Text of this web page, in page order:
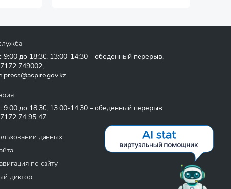
9:00 до 18:30, 13:00-14:30 – обеденный перерыв,
749002,
9:00 до 18:30, 13:00-14:30 – обеденный перерыв
74 95 47
данных
по сайту
диктор